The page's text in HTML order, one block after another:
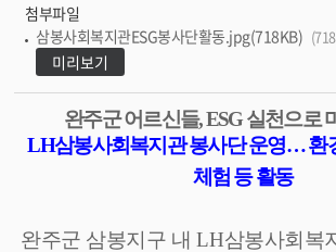
첨부파일
삼봉사회복지관ESG봉사단활동.jpg(718KB)
미리보기
완주군 어르신들, ESG실천으로
LH삼봉사회복지관 봉사단 운영…환
체험 등 활동
완주군 삼봉지구 내 LH삼봉사회복